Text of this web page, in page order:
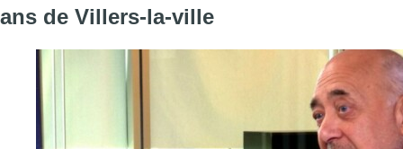
ans de Villers-la-ville